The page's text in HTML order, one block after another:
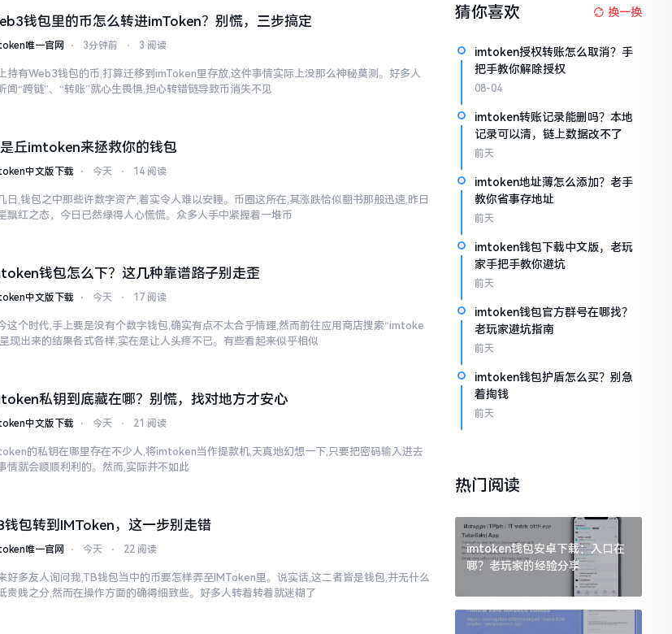
钱包里的币怎么转进imToken？别慌，三步搞定
唯一官网 ⋅ 3分钟前 ⋅ 3 阅读
持有Web3钱包的币,打算迁移到imToken里存放,这件事情实际上没那么神秘莫测。好多人
闻“跨链”、“转账”就心生畏惧,担心转错链导致币消失不见
丘imtoken来拯救你的钱包
中文版下载 ⋅ 今天 ⋅ 14 阅读
日,钱包之中那些许数字资产,着实令人难以安睡。币圈这所在,其涨跌恰似翻书那般迅速,昨日
飘红之态，今日已然绿得人心慌慌。众多人手中紧握着一堆币
钱包怎么下？这几种靠谱路子别走歪
中文版下载 ⋅ 今天 ⋅ 17 阅读
这个时代,手上要是没有个数字钱包,确实有点不太合乎情理,然而前往应用商店搜索“imtoke
现出来的结果各式各样,实在是让人头疼不已。有些看起来似乎相似
私钥到底藏在哪？别慌，找对地方才安心
中文版下载 ⋅ 今天 ⋅ 21 阅读
的私钥在哪里存在不少人,将imtoken当作提款机,天真地幻想一下,只要把密码输入进去
情就会顺顺利利的。然而,实际并不如此
钱包转到IMToken，这一步别走错
唯一官网 ⋅ 今天 ⋅ 22 阅读
好多友人询问我,TB钱包当中的币要怎样弄至IMToken里。说实话,这二者皆是钱包,并无什么
贵贱之分,然而在操作方面的确得细致些。好多人转着转着就迷糊了
猜你喜欢 换一换
imtoken授权转账怎么取消？手
把手教你解除授权
08-04
imtoken转账记录能删吗？本地
记录可以清，链上数据改不了
前天
imtoken地址薄怎么添加？老手
教你省事存地址
前天
imtoken钱包下载中文版，老玩
家手把手教你避坑
前天
imtoken钱包官方群号在哪找？
老玩家避坑指南
前天
imtoken钱包护盾怎么买？别急
着掏钱
前天
热门阅读
imtoken钱包安卓下载：入口在
哪？老玩家的经验分享